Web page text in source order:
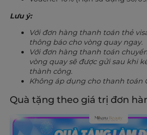
Lưu ý:
Với đơn hàng thanh toán thẻ
thông báo cho vòng quay ngay.
Với đơn hàng thanh toán
vòng quay sẽ được gửi sau khi
thành công.
Không áp dụng cho thanh toán
Quà tặng theo giá trị đơn